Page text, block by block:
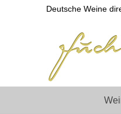
Deutsche Weine